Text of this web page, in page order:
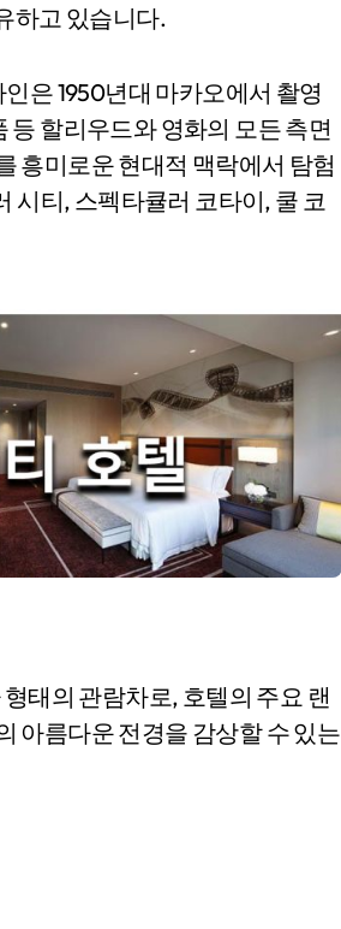
하고 있습니다.
은 1950년대 마카오에서 촬영
등 할리우드와 영화의 모든 측면
흥미로운 현대적 맥락에서 탐험
시티, 스펙타큘러 코타이, 쿨 코
태의 관람차로, 호텔의 주요 랜
아름다운 전경을 감상할 수 있는